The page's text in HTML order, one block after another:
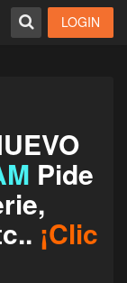
LOGIN
Pide
¡Clic